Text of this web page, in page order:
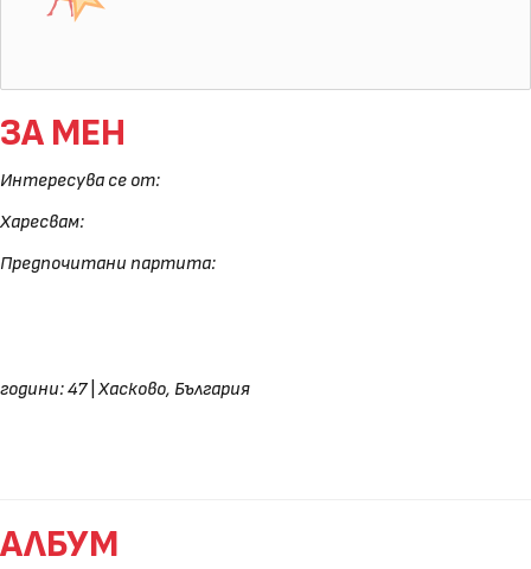
ЗА МЕН
Интересува се от:
Харесвам:
Предпочитани партита:
години: 47|Хасково, България
АЛБУМ